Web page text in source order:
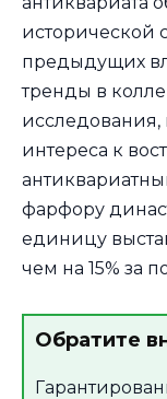
исторической
предыдущих
тренды в
исследования,
интереса к
фарфору
единицу
чем на 15% за
Обратите